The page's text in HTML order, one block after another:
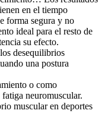
en el tiempo
forma segura y no
ideal para el resto de
su efecto.
desequilibrios
una postura
o como
neuromuscular.
muscular en deportes